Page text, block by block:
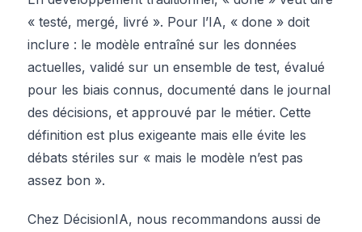
« testé, mergé, livré ». Pour l’IA, « done » doit
inclure : le modèle entraîné sur les données
actuelles, validé sur un ensemble de test, évalué
pour les biais connus, documenté dans le journal
des décisions, et approuvé par le métier. Cette
définition est plus exigeante mais elle évite les
débats stériles sur « mais le modèle n’est pas
assez bon ».
Chez DécisionIA, nous recommandons aussi de